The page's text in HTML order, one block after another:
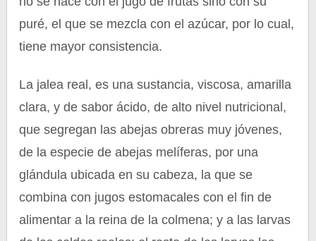
puré, el que se mezcla con el azúcar, por lo cual,
tiene mayor consistencia.
La jalea real, es una sustancia, viscosa, amarilla
clara, y de sabor ácido, de alto nivel nutricional,
que segregan las abejas obreras muy jóvenes,
de la especie de abejas melíferas, por una
glándula ubicada en su cabeza, la que se
combina con jugos estomacales con el fin de
alimentar a la reina de la colmena; y a las larvas